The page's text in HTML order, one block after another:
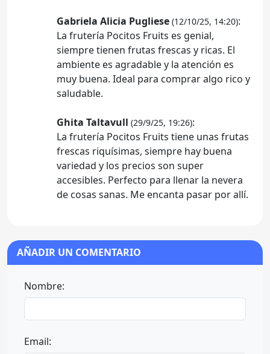
Gabriela Alicia Pugliese (12/10/25, 14:20):
La frutería Pocitos Fruits es genial,
siempre tienen frutas frescas y ricas. El
ambiente es agradable y la atención es
muy buena. Ideal para comprar algo rico y
saludable.
Ghita Taltavull (29/9/25, 19:26):
La frutería Pocitos Fruits tiene unas frutas
frescas riquísimas, siempre hay buena
variedad y los precios son super
accesibles. Perfecto para llenar la nevera
de cosas sanas. Me encanta pasar por allí.
AÑADIR UN COMENTARIO
Nombre:
Email: